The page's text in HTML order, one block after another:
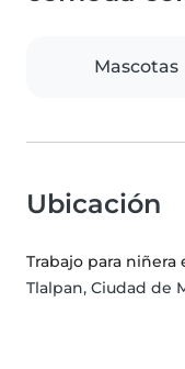
Mascotas
Ubicación
Trabajo para
Tlalpan, Ciudad de